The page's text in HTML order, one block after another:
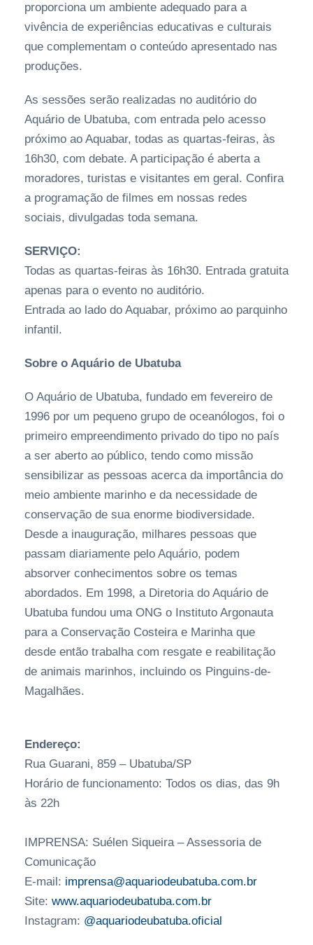
proporciona um ambiente adequado para a
vivência de experiências educativas e culturais
que complementam o conteúdo apresentado nas
produções.
As sessões serão realizadas no auditório do
Aquário de Ubatuba, com entrada pelo acesso
próximo ao Aquabar, todas as quartas-feiras, às
16h30, com debate. A participação é aberta a
moradores, turistas e visitantes em geral. Confira
a programação de filmes em nossas redes
sociais, divulgadas toda semana.
SERVIÇO:
Todas as quartas-feiras às 16h30. Entrada gratuita
apenas para o evento no auditório.
Entrada ao lado do Aquabar, próximo ao parquinho
infantil.
Sobre o Aquário de Ubatuba
O Aquário de Ubatuba, fundado em fevereiro de
1996 por um pequeno grupo de oceanólogos, foi o
primeiro empreendimento privado do tipo no país
a ser aberto ao público, tendo como missão
sensibilizar as pessoas acerca da importância do
meio ambiente marinho e da necessidade de
conservação de sua enorme biodiversidade.
Desde a inauguração, milhares pessoas que
passam diariamente pelo Aquário, podem
absorver conhecimentos sobre os temas
abordados. Em 1998, a Diretoria do Aquário de
Ubatuba fundou uma ONG o Instituto Argonauta
para a Conservação Costeira e Marinha que
desde então trabalha com resgate e reabilitação
de animais marinhos, incluindo os Pinguins-de-
Magalhães.
Endereço:
Rua Guarani, 859 – Ubatuba/SP
Horário de funcionamento: Todos os dias, das 9h
às 22h
IMPRENSA: Suélen Siqueira – Assessoria de
Comunicação
E-mail: imprensa@aquariodeubatuba.com.br
Site: www.aquariodeubatuba.com.br
Instagram: @aquariodeubatuba.oficial